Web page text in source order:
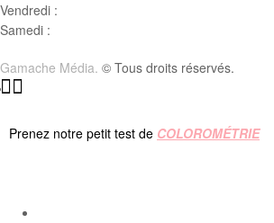
Vendredi :
Samedi :
Gamache Média. © Tous droits réservés.
Prenez notre petit test de COLOROMÉTRIE